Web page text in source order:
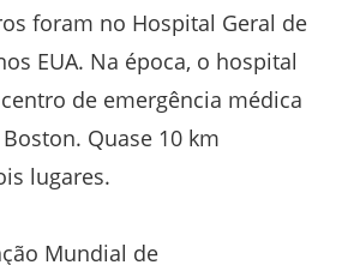
foram no Hospital Geral de
EUA. Na época, o hospital
de emergência médica
Quase 10 km
lugares.
Mundial de